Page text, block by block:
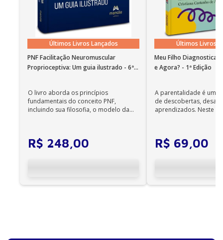
Últimos Livros Lançados
PNF Facilitação Neuromuscular
Proprioceptiva: Um guia ilustrado - 6ª
O livro aborda os princípios
fundamentais do conceito PNF,
incluindo sua filosofia, o modelo da
R$ 248,00
Últimos Livros
Meu Filho
e Agora? - 1ª Edição
A parentalidade é uma
de descobertas,
aprendizados. Neste
R$ 69,00